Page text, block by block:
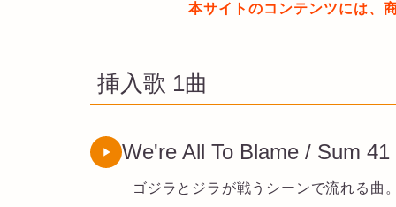
本サイトのコンテンツには、
挿入歌 1曲
We're All To Blame / Sum 41
ゴジラとジラが戦うシーンで流れる曲